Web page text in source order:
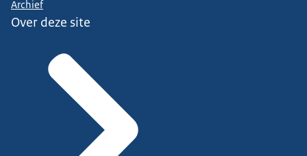
Archief
Over deze site